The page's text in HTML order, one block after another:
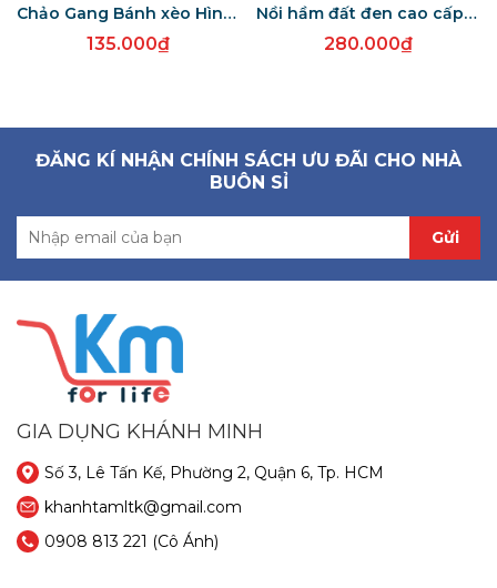
Chảo Gang Bánh xèo Hình Tròn size 20CM - chảo bánh xèo cán gỗ dài
135.000₫
Nồi hầm đất đen cao cấp dày dặn, tiện dụng cho hầm nấu nhừ các món dưỡng sinh -chịu nhiệt 400 độ C
280.000₫
ĐĂNG KÍ NHẬN CHÍNH SÁCH ƯU ĐÃI CHO NHÀ
BUÔN SỈ
Gửi
GIA DỤNG KHÁNH MINH
Số 3, Lê Tấn Kế, Phường 2, Quận 6, Tp. HCM
khanhtamltk@gmail.com
0908 813 221 (Cô Ánh)